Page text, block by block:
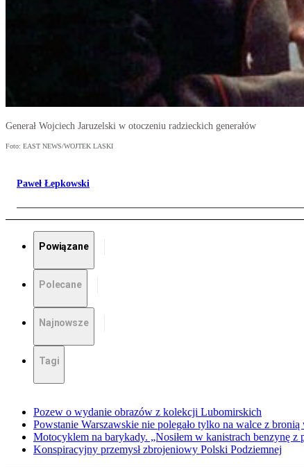
Generał Wojciech Jaruzelski w otoczeniu radzieckich generałów
Foto: EAST NEWS/WOJTEK LASKI
Paweł Łepkowski
Powiązane
Polecane
Najnowsze
Tagi
Pozew o wydanie obrazów z kolekcji Lubomirskich
Powstanie Warszawskie nie polegało tylko na walce z bronią
Motocyklem na barykady. „Nosiłem w kanistrach benzynę z
Konspiracyjny przemysł zbrojeniowy Polski Podziemnej